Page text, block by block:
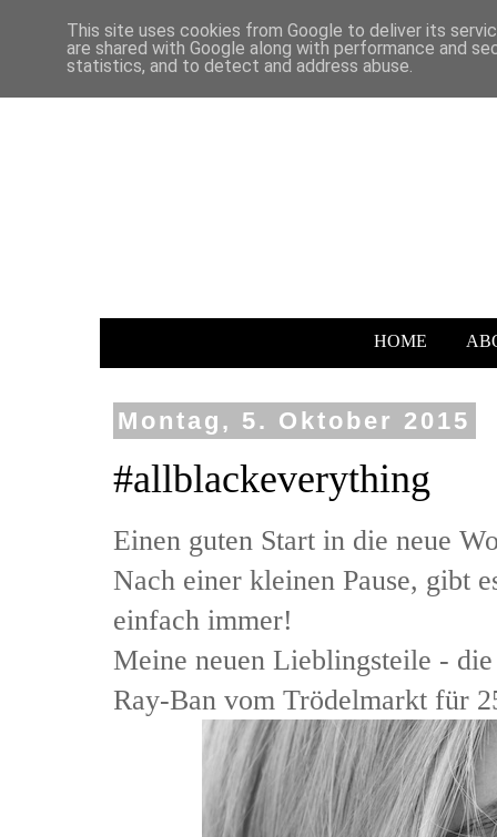
HOME
Montag, 5. Oktober 2015
#allblackeverything
Einen guten Start in die neue
Nach einer kleinen Pause, gibt
einfach immer!
Meine neuen Lieblingsteile -
Ray-Ban vom Trödelmarkt für
This site uses cookies from Google to deliver its
are shared with Google along with performance and
statistics, and to detect and address abuse.